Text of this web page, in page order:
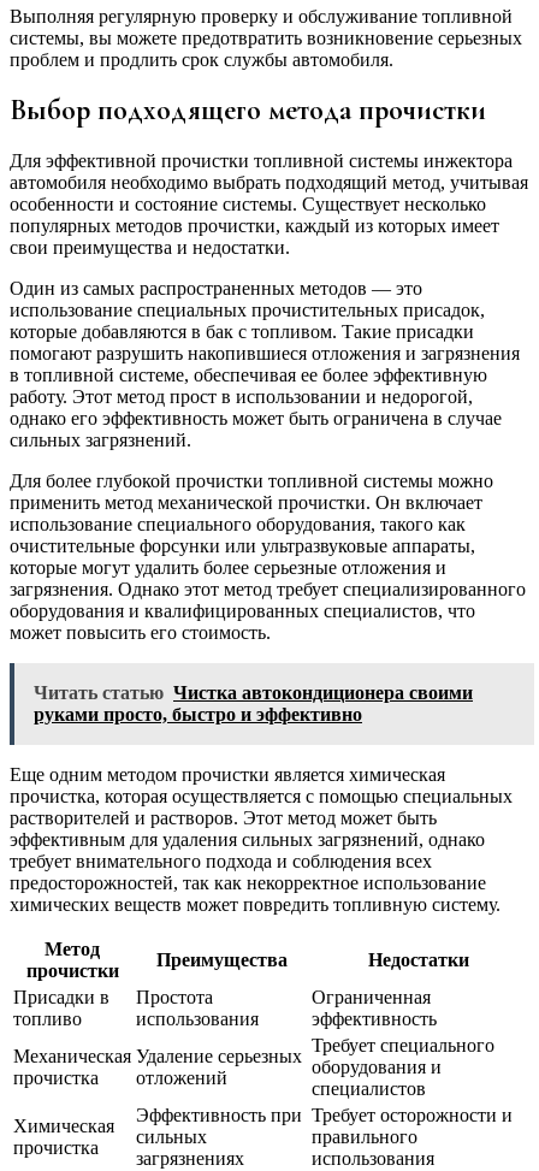
Выполняя регулярную проверку и обслуживание топливной
системы, вы можете предотвратить возникновение серьезных
проблем и продлить срок службы автомобиля.
Выбор подходящего метода прочистки
Для эффективной прочистки топливной системы инжектора
автомобиля необходимо выбрать подходящий метод, учитывая
особенности и состояние системы. Существует несколько
популярных методов прочистки, каждый из которых имеет
свои преимущества и недостатки.
Один из самых распространенных методов — это
использование специальных прочистительных присадок,
которые добавляются в бак с топливом. Такие присадки
помогают разрушить накопившиеся отложения и загрязнения
в топливной системе, обеспечивая ее более эффективную
работу. Этот метод прост в использовании и недорогой,
однако его эффективность может быть ограничена в случае
сильных загрязнений.
Для более глубокой прочистки топливной системы можно
применить метод механической прочистки. Он включает
использование специального оборудования, такого как
очистительные форсунки или ультразвуковые аппараты,
которые могут удалить более серьезные отложения и
загрязнения. Однако этот метод требует специализированного
оборудования и квалифицированных специалистов, что
может повысить его стоимость.
Читать статью Чистка автокондиционера своими
руками просто, быстро и эффективно
Еще одним методом прочистки является химическая
прочистка, которая осуществляется с помощью специальных
растворителей и растворов. Этот метод может быть
эффективным для удаления сильных загрязнений, однако
требует внимательного подхода и соблюдения всех
предосторожностей, так как некорректное использование
химических веществ может повредить топливную систему.
Метод
прочистки
Преимущества
Недостатки
Присадки в
топливо
Простота
использования
Ограниченная
эффективность
Механическая
прочистка
Удаление серьезных
отложений
Требует специального
оборудования и
специалистов
Химическая
прочистка
Эффективность при
сильных
загрязнениях
Требует осторожности и
правильного
использования